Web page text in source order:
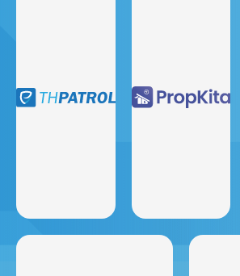
การรักษาความ
ปลอดภัยได้ทุกที่ทุก
หน้าที่รักษาความ